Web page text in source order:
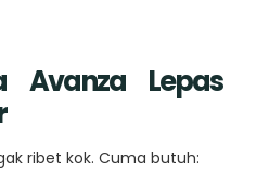
Avanza Lepas
ribet kok. Cuma butuh: